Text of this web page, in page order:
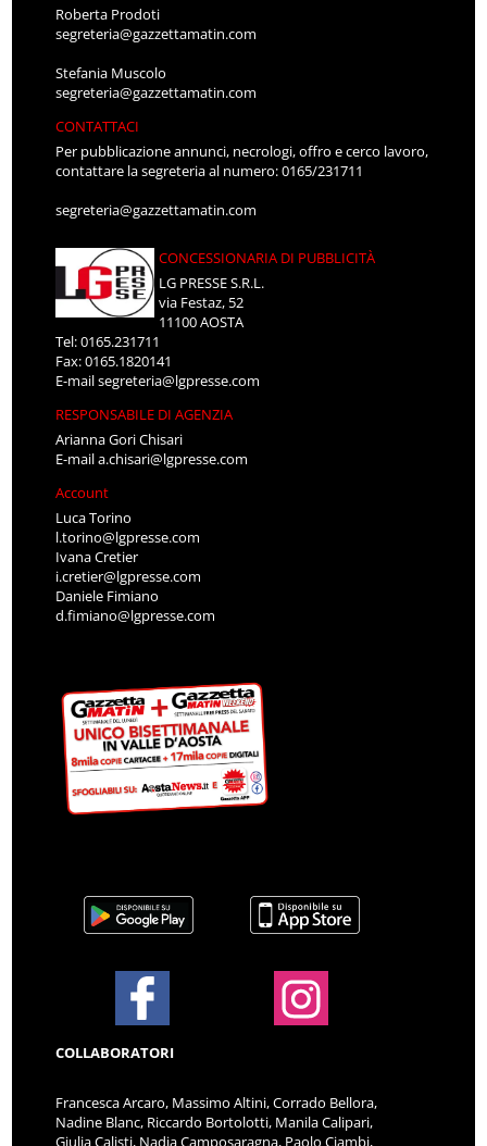
Roberta Prodoti
segreteria@gazzettamatin.com
Stefania Muscolo
segreteria@gazzettamatin.com
CONTATTACI
Per pubblicazione annunci, necrologi, offro e cerco lavoro,
contattare la segreteria al numero: 0165/231711
segreteria@gazzettamatin.com
CONCESSIONARIA DI PUBBLICITÀ
LG PRESSE S.R.L.
via Festaz, 52
11100 AOSTA
Tel: 0165.231711
Fax: 0165.1820141
E-mailsegreteria@lgpresse.com
RESPONSABILE DI AGENZIA
Arianna Gori Chisari
E-maila.chisari@lgpresse.com
Account
Luca Torino
l.torino@lgpresse.com
Ivana Cretier
i.cretier@lgpresse.com
Daniele Fimiano
d.fimiano@lgpresse.com
COLLABORATORI
Francesca Arcaro, Massimo Altini, Corrado Bellora,
Nadine Blanc, Riccardo Bortolotti, Manila Calipari,
Giulia Calisti, Nadia Camposaragna, Paolo Ciambi,